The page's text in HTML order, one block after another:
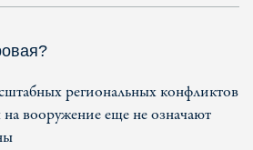
региональных конфликтов
вооружение еще не означают